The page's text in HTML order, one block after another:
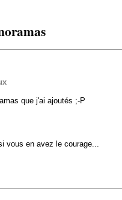
que j'ai ajoutés ;-P
vous en avez le courage...